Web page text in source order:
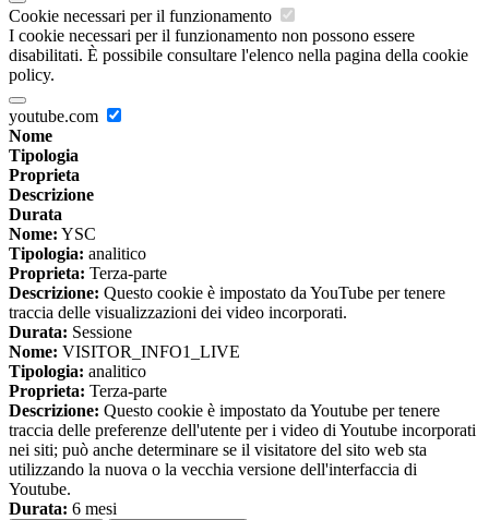
Cookie necessari per il funzionamento
I cookie necessari per il funzionamento non possono essere
disabilitati. È possibile consultare l'elenco nella pagina della cookie
policy.
youtube.com
Nome
Tipologia
Proprieta
Descrizione
Durata
Nome: YSC
Tipologia: analitico
Proprieta: Terza-parte
Descrizione: Questo cookie è impostato da YouTube per tenere
traccia delle visualizzazioni dei video incorporati.
Durata: Sessione
Nome: VISITOR_INFO1_LIVE
Tipologia: analitico
Proprieta: Terza-parte
Descrizione: Questo cookie è impostato da Youtube per tenere
traccia delle preferenze dell'utente per i video di Youtube incorporati
nei siti; può anche determinare se il visitatore del sito web sta
utilizzando la nuova o la vecchia versione dell'interfaccia di
Youtube.
Durata: 6 mesi